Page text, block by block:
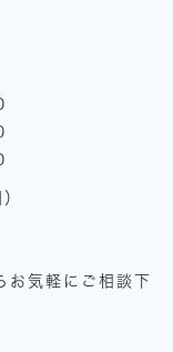
お気軽にご相談下